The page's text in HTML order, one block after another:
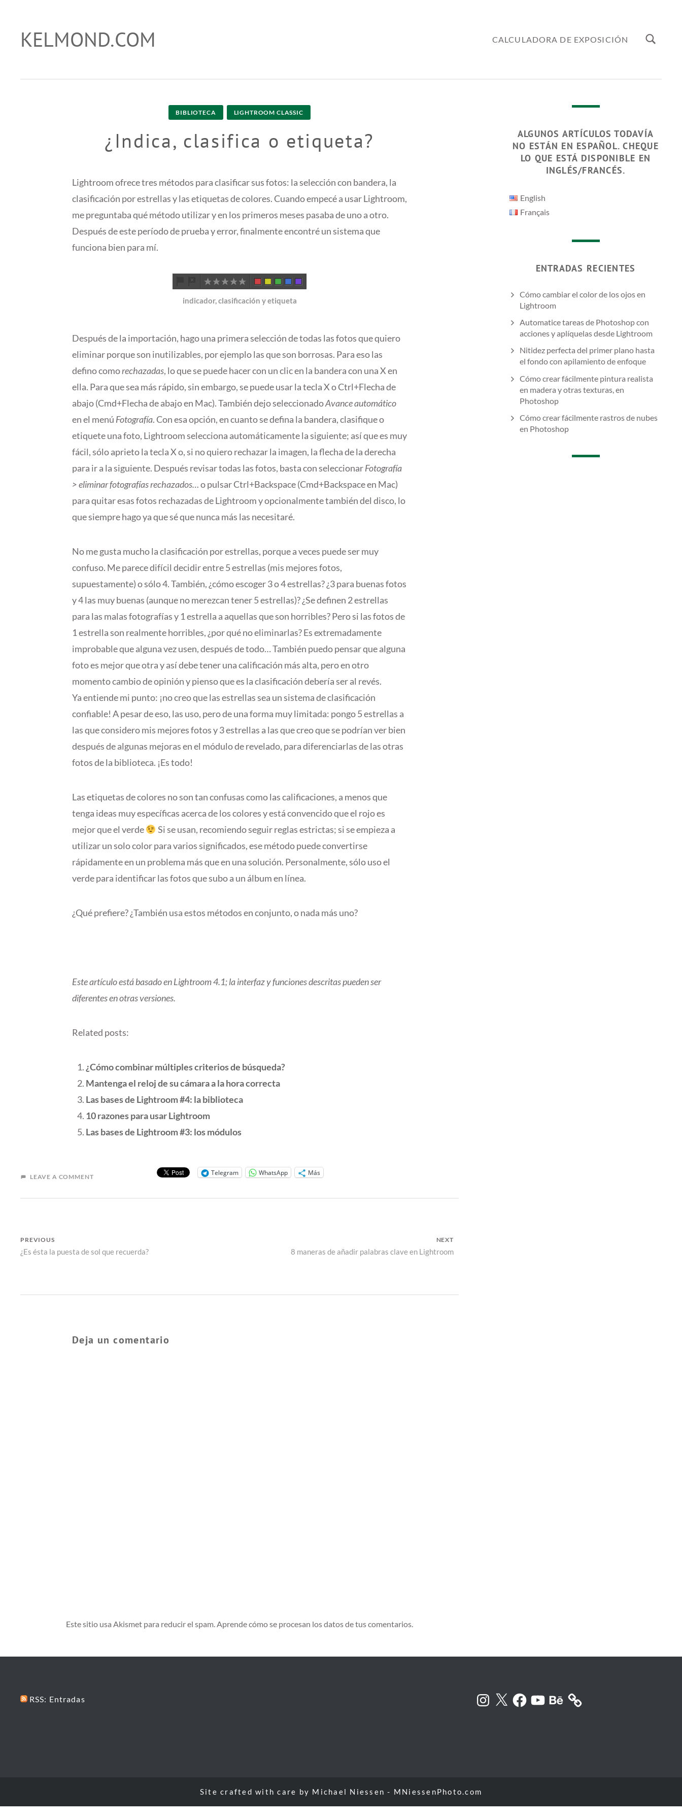
contentKELMOND.COM
trucos para photoshop y lightroom
CALCULADORA DE EXPOSICIÓN
BIBLIOTECA LIGHTROOM CLASSIC
¿Indica, clasifica o etiqueta?
Lightroom ofrece tres métodos para clasificar sus fotos: la selección con bandera, la
clasificación por estrellas y las etiquetas de colores. Cuando empecé a usar Lightroom,
me preguntaba qué método utilizar y en los primeros meses pasaba de uno a otro.
Después de este período de prueba y error, finalmente encontré un sistema que
funciona bien para mí.
indicador, clasificación y etiqueta
Después de la importación, hago una primera selección de todas las fotos que quiero
eliminar porque son inutilizables, por ejemplo las que son borrosas. Para eso las
defino comorechazadas, lo que se puede hacer con un clic en la bandera con una X en
ella. Para que sea más rápido, sin embargo, se puede usar la tecla X o Ctrl+Flecha de
abajo (Cmd+Flecha de abajo en Mac). También dejo seleccionadoAvance automático
en el menú Fotografía. Con esa opción, en cuanto se defina la bandera, clasifique o
etiquete una foto, Lightroom selecciona automáticamente la siguiente; así que es muy
fácil, sólo aprieto la tecla X o, si no quiero rechazar la imagen, la flecha de la derecha
para ir a la siguiente. Después revisar todas las fotos, basta con seleccionarFotografía
> eliminar fotografías rechazados…o pulsar Ctrl+Backspace (Cmd+Backspace en Mac)
para quitar esas fotos rechazadas de Lightroom y opcionalmente también del disco, lo
que siempre hago ya que sé que nunca más las necesitaré.
No me gusta mucho la clasificación por estrellas, porque a veces puede ser muy
confuso. Me parece difícil decidir entre 5 estrellas (mis mejores fotos,
supuestamente) o sólo 4. También, ¿cómo escoger 3 o 4 estrellas? ¿3 para buenas fotos
y 4 las muy buenas (aunque no merezcan tener 5 estrellas)? ¿Se definen 2 estrellas
para las malas fotografías y 1 estrella a aquellas que son horribles? Pero si las fotos de
1 estrella son realmente horribles, ¿por qué no eliminarlas? Es extremadamente
improbable que alguna vez usen, después de todo… También puedo pensar que alguna
foto es mejor que otra y así debe tener una calificación más alta, pero en otro
momento cambio de opinión y pienso que es la clasificación debería ser al revés.
Ya entiende mi punto: ¡no creo que las estrellas sea un sistema de clasificación
confiable! A pesar de eso, las uso, pero de una forma muy limitada: pongo 5 estrellas a
las que considero mis mejores fotos y 3 estrellas a las que creo que se podrían ver bien
después de algunas mejoras en el módulo de revelado, para diferenciarlas de las otras
fotos de la biblioteca. ¡Es todo!
Las etiquetas de colores no son tan confusas como las calificaciones, a menos que
tenga ideas muy específicas acerca de los colores y está convencido que el rojo es
mejor que el verde
Si se usan, recomiendo seguir reglas estrictas; si se empieza a
utilizar un solo color para varios significados, ese método puede convertirse
rápidamente en un problema más que en una solución. Personalmente, sólo uso el
verde para identificar las fotos que subo a un álbum en línea.
¿Qué prefiere? ¿También usa estos métodos en conjunto, o nada más uno?
Este artículo está basado en Lightroom 4.1; la interfaz y funciones descritas pueden ser
diferentes en otras versiones.
Related posts:
¿Cómo combinar múltiples criterios de búsqueda?
Mantenga el reloj de su cámara a la hora correcta
Las bases de Lightroom #4: la biblioteca
10 razones para usar Lightroom
Las bases de Lightroom #3: los módulos
LEAVE A COMMENT Telegram WhatsApp Más
NAVEGACIÓN
DE
PREVIOUS
Previous
¿Es ésta la puesta de sol que recuerda?
NEXT
8 maneras de añadir palabras clave en Lightroom
Deja un comentario
Este sitio usa Akismet para reducir el spam.Aprende cómo se procesan los datos de tus comentarios.
ALGUNOS ARTÍCULOS TODAVÍA
NO ESTÁN EN ESPAÑOL. CHEQUE
LO QUE ESTÁ DISPONIBLE EN
INGLÉS/FRANCÉS.
English
Français
ENTRADAS RECIENTES
Cómo cambiar el color de los ojos en
Lightroom
Automatice tareas de Photoshop con
acciones y aplíquelas desde Lightroom
Nitidez perfecta del primer plano hasta
el fondo con apilamiento de enfoque
Cómo crear fácilmente pintura realista
en madera y otras texturas, en
Photoshop
Cómo crear fácilmente rastros de nubes
en Photoshop
RSS: Entradas Instagram
X Facebook
YouTubeBehance
Site crafted with care by Michael Niessen - MNiessenPhoto.com